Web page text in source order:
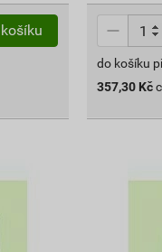
do košíku
357,30 Kč